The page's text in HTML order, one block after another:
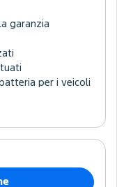
garanzia
per i veicoli